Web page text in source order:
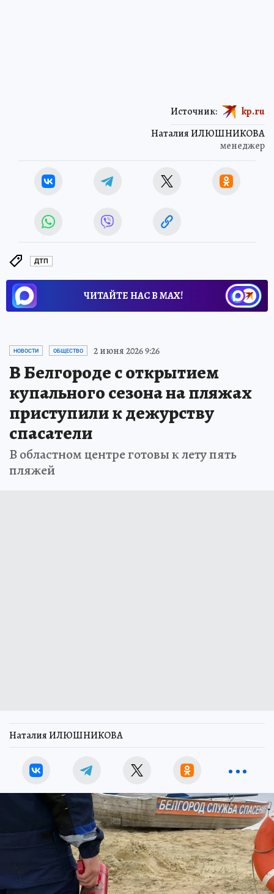
Наталия ИЛЮШНИКОВА
менеджер
Источник: kp.ru
ДТП
ЧИТАЙТЕ НАС В МАХ!
НОВОСТИ ОБЩЕСТВО 2 июня 2026 9:26
В Белгороде с открытием
купального сезона на пляжах
приступили к дежурству
спасатели
В областном центре готовы к лету пять
пляжей
Наталия ИЛЮШНИКОВА